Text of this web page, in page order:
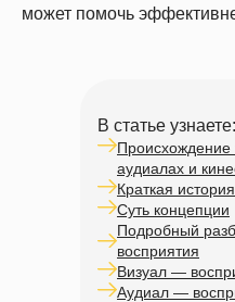
может помочь
В статье узнаете:
Происхождение
аудиалах и
Краткая
Суть концепции
Подробный
восприятия
Визуал —
Аудиал —